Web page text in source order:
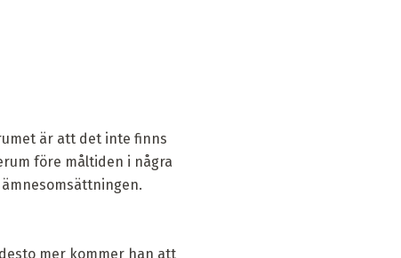
är att det inte finns
före måltiden i några
mer kommer han att